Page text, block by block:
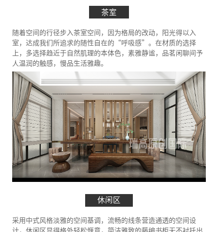
茶室
随着空间的行径步入茶室空间，因为格局的改动，阳光得以入
室，达成我们所追求的随性自在的“呼吸感”。在材质的选择
上，多选择趋近于自然肌理的本体色，素雅静谧，品茗闲聊间予
人温润的触感，慢品生活雅趣。
休闲区
采用中式风格淡雅的空间基调，流畅的线条营造通透的空间设